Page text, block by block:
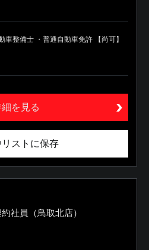
車整備士 ・普通自動車免許 【尚可】
を見る
ストに保存
社員（鳥取北店）